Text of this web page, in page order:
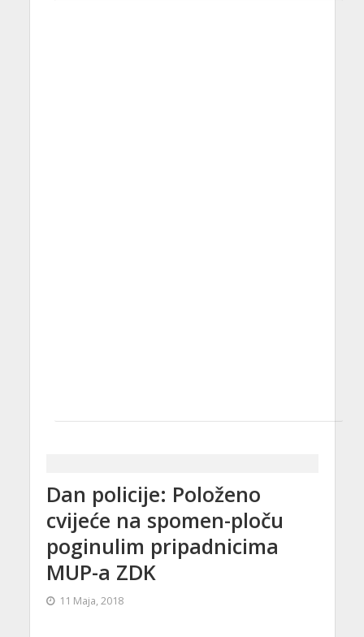
Dan policije: Položeno
cvijeće na spomen-ploču
poginulim pripadnicima
MUP-a ZDK
11 Maja, 2018